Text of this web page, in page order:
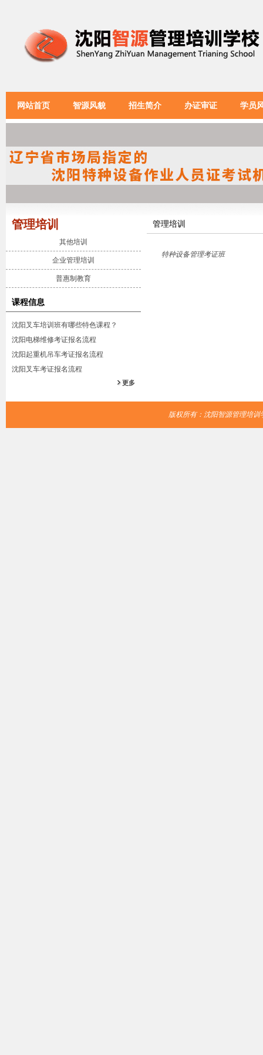
网站首页 智源风貌 招生简介 办证审证 学员
管理培训
其他培训
企业管理培训
普惠制教育
课程信息
沈阳叉车培训班有哪些特色课程？
沈阳电梯维修考证报名流程
沈阳起重机吊车考证报名流程
沈阳叉车考证报名流程
更多
管理培训
特种设备管理考证班
版权所有：沈阳智源管理培训